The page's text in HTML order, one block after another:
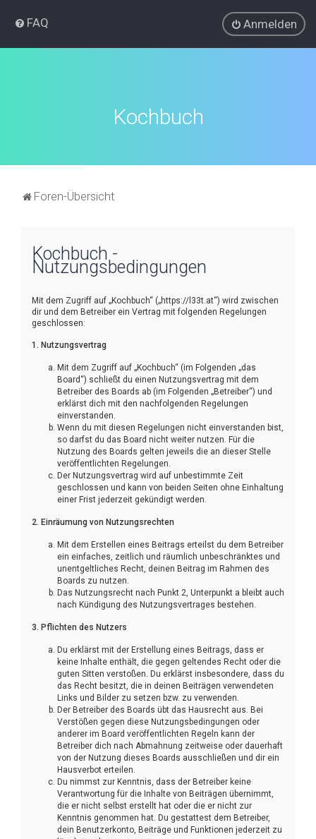
FAQ Anmelden
Kochbuch
Foren-Übersicht
Kochbuch -
Nutzungsbedingungen
Mit dem Zugriff auf „Kochbuch“ („https://l33t.at“) wird zwischen
dir und dem Betreiber ein Vertrag mit folgenden Regelungen
geschlossen:
1. Nutzungsvertrag
Mit dem Zugriff auf „Kochbuch“ (im Folgenden „das
Board“) schließt du einen Nutzungsvertrag mit dem
Betreiber des Boards ab (im Folgenden „Betreiber“) und
erklärst dich mit den nachfolgenden Regelungen
einverstanden.
Wenn du mit diesen Regelungen nicht einverstanden bist,
so darfst du das Board nicht weiter nutzen. Für die
Nutzung des Boards gelten jeweils die an dieser Stelle
veröffentlichten Regelungen.
Der Nutzungsvertrag wird auf unbestimmte Zeit
geschlossen und kann von beiden Seiten ohne Einhaltung
einer Frist jederzeit gekündigt werden.
2. Einräumung von Nutzungsrechten
Mit dem Erstellen eines Beitrags erteilst du dem Betreiber
ein einfaches, zeitlich und räumlich unbeschränktes und
unentgeltliches Recht, deinen Beitrag im Rahmen des
Boards zu nutzen.
Das Nutzungsrecht nach Punkt 2, Unterpunkt a bleibt auch
nach Kündigung des Nutzungsvertrages bestehen.
3. Pflichten des Nutzers
Du erklärst mit der Erstellung eines Beitrags, dass er
keine Inhalte enthält, die gegen geltendes Recht oder die
guten Sitten verstoßen. Du erklärst insbesondere, dass du
das Recht besitzt, die in deinen Beiträgen verwendeten
Links und Bilder zu setzen bzw. zu verwenden.
Der Betreiber des Boards übt das Hausrecht aus. Bei
Verstößen gegen diese Nutzungsbedingungen oder
anderer im Board veröffentlichten Regeln kann der
Betreiber dich nach Abmahnung zeitweise oder dauerhaft
von der Nutzung dieses Boards ausschließen und dir ein
Hausverbot erteilen.
Du nimmst zur Kenntnis, dass der Betreiber keine
Verantwortung für die Inhalte von Beiträgen übernimmt,
die er nicht selbst erstellt hat oder die er nicht zur
Kenntnis genommen hat. Du gestattest dem Betreiber,
dein Benutzerkonto, Beiträge und Funktionen jederzeit zu